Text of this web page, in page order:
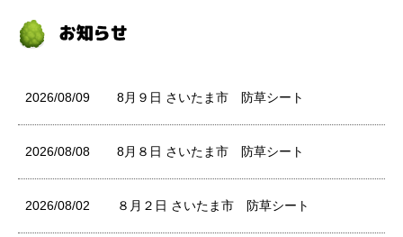
2026/08/09 8月９日 さいたま市 防草シート
2026/08/08 8月８日 さいたま市 防草シート
2026/08/02 ８月２日 さいたま市 防草シート